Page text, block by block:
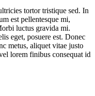
tortor tristique sed. In
est pellentesque mi,
luctus gravida mi.
eget, posuere est. Donec
metus, aliquet vitae justo
lorem finibus consequat id